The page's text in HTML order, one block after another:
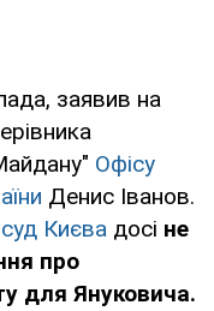
заявив на
Офісу
Денис Іванов.
Києва досі не
про
для Януковича.